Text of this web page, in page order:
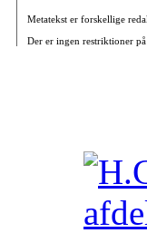
Metatekst er forskellige
Der er ingen restriktioner